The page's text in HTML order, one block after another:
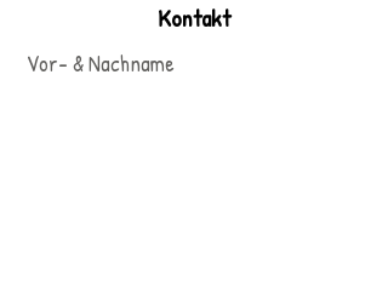
Kontakt